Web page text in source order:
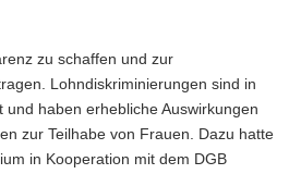
zu schaffen und zur
Lohndiskriminierungen sind in
haben erhebliche Auswirkungen
zur Teilhabe von Frauen. Dazu hatte
in Kooperation mit dem DGB